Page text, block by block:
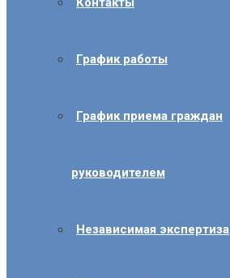
График работы
График приема граждан
руководителем
Независимая экспертиза